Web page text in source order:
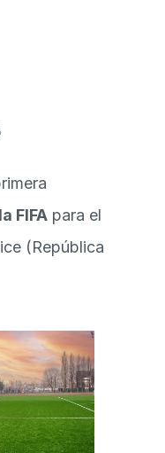
FIFA para el
(República